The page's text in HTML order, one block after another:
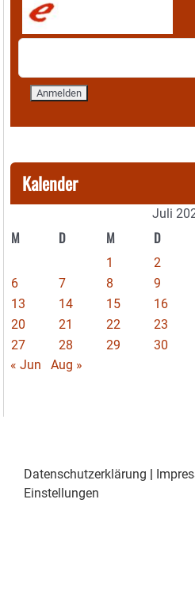
Kalender
Juli
M D M D
1 2
6
7 8 9
13
14 15 16
20
21 22 23
27
28 29 30
« Jun
Aug »
Datenschutzerklärung
Einstellungen